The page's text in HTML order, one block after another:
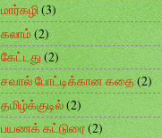
மார்கழி(3)
கலாம்(2)
கேட்டது(2)
சவால் போட்டிக்கான கதை(2)
தமிழ்க்குடில்(2)
பயணக் கட்டுரை(2)